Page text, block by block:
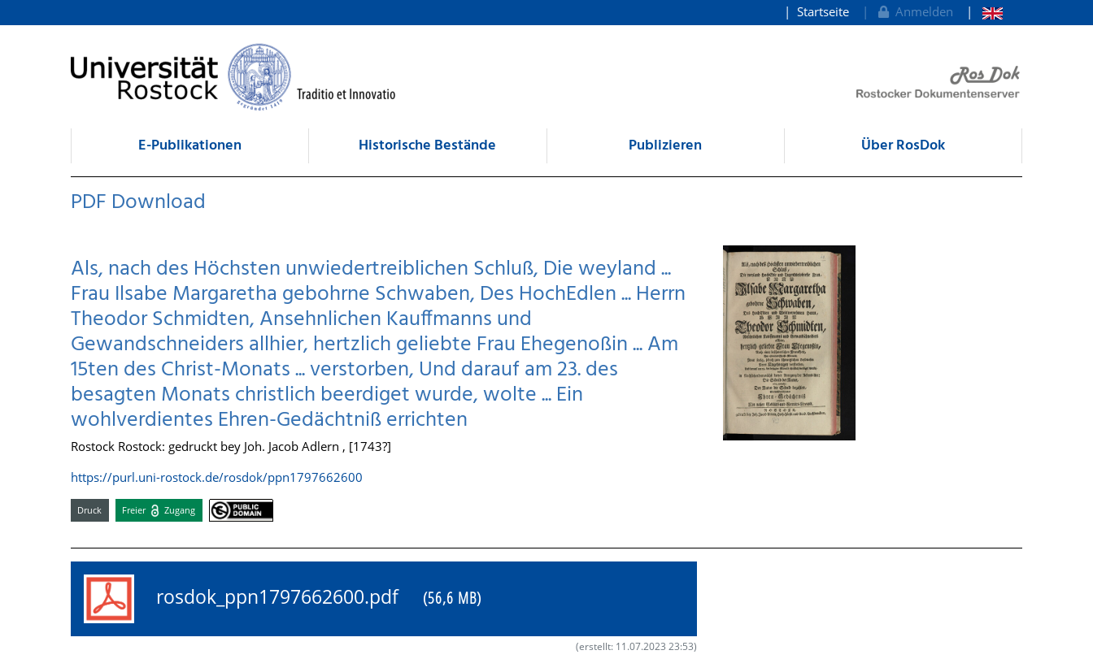
zum Inhalt
Startseite Anmelden
E-Publikationen Historische Bestände Publizieren Über RosDok
PDF Download
Als, nach des Höchsten unwiedertreiblichen Schluß, Die weyland ...
Frau Ilsabe Margaretha gebohrne Schwaben, Des HochEdlen ... Herrn
Theodor Schmidten, Ansehnlichen Kauffmanns und
Gewandschneiders allhier, hertzlich geliebte Frau Ehegenoßin ... Am
15ten des Christ-Monats ... verstorben, Und darauf am 23. des
besagten Monats christlich beerdiget wurde, wolte ... Ein
wohlverdientes Ehren-Gedächtniß errichten
Rostock Rostock: gedruckt bey Joh. Jacob Adlern , [1743?]
https://purl.uni-rostock.de/rosdok/ppn1797662600
Druck Freier Zugang
rosdok_ppn1797662600.pdf (56,6 MB)
(erstellt: 11.07.2023 23:53)